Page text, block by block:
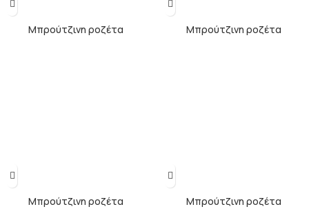
Μπρούτζινη ροζέτα Μπρούτζινη ροζέτα
Μπρούτζινη ροζέτα Μπρούτζινη ροζέτα